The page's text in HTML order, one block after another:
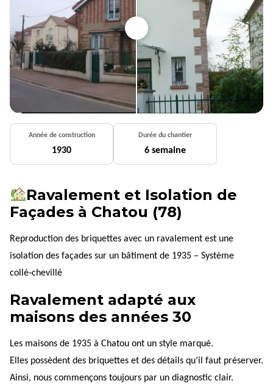
Année de construction
1930
Durée du chantier
6 semaine
Ravalement et Isolation de
Façades à Chatou (78)
Reproduction des briquettes avec un ravalement est une
isolation des façades sur un bâtiment de 1935 – Système
collé‑chevillé
Ravalement adapté aux
maisons des années 30
Les maisons de 1935 à Chatou ont un style marqué.
Elles possèdent des briquettes et des détails qu’il faut préserver.
Ainsi, nous commençons toujours par un diagnostic clair.